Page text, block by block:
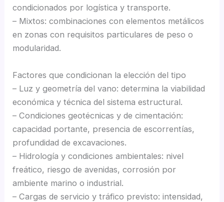
condicionados por logística y transporte.
– Mixtos: combinaciones con elementos metálicos
en zonas con requisitos particulares de peso o
modularidad.
Factores que condicionan la elección del tipo
– Luz y geometría del vano: determina la viabilidad
económica y técnica del sistema estructural.
– Condiciones geotécnicas y de cimentación:
capacidad portante, presencia de escorrentías,
profundidad de excavaciones.
– Hidrología y condiciones ambientales: nivel
freático, riesgo de avenidas, corrosión por
ambiente marino o industrial.
– Cargas de servicio y tráfico previsto: intensidad,